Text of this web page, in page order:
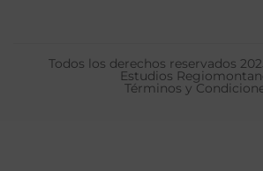
Todos los derechos reservados
Estudios
Términos y